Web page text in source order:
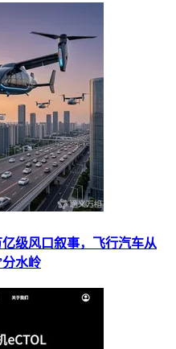
级风口叙事，飞行汽车从
分水岭